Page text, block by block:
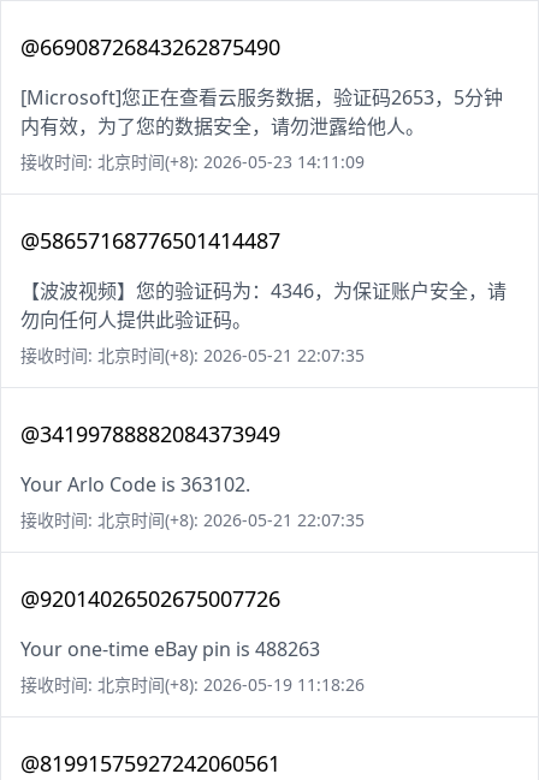
@66908726843262875490
[Microsoft]您正在查看云服务数据，验证码2653，5分钟
内有效，为了您的数据安全，请勿泄露给他人。
接收时间: 北京时间(+8): 2026-05-23 14:11:09
@58657168776501414487
【波波视频】您的验证码为：4346，为保证账户安全，请
勿向任何人提供此验证码。
接收时间: 北京时间(+8): 2026-05-21 22:07:35
@34199788882084373949
Your Arlo Code is 363102.
接收时间: 北京时间(+8): 2026-05-21 22:07:35
@92014026502675007726
Your one-time eBay pin is 488263
接收时间: 北京时间(+8): 2026-05-19 11:18:26
@81991575927242060561